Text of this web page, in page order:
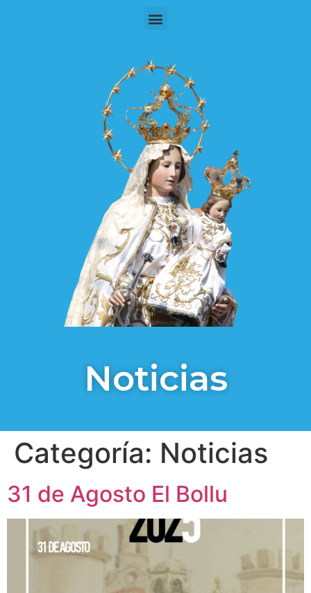
Noticias
Categoría: Noticias
31 de Agosto El Bollu